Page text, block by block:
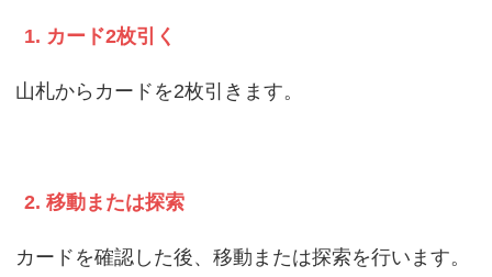
1. カード2枚引く
山札からカードを2枚引きます。
2. 移動または探索
カードを確認した後、移動または探索を行います。